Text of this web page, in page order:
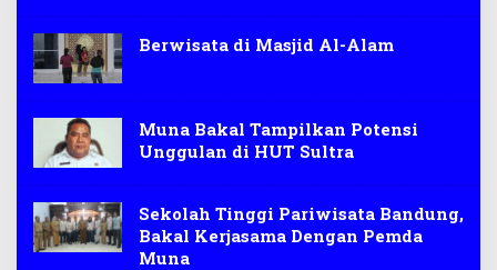
Berwisata di Masjid Al-Alam
Muna Bakal Tampilkan Potensi
Unggulan di HUT Sultra
Sekolah Tinggi Pariwisata Bandung,
Bakal Kerjasama Dengan Pemda
Muna